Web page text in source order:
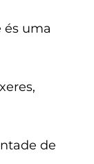
és uma
de